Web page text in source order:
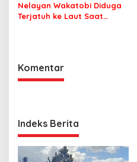
Nelayan Wakatobi Diduga
Terjatuh ke Laut Saat
Komentar
Indeks Berita